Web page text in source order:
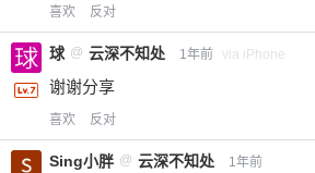
喜欢 反对
球 @ 云深不知处 1年前 via iPhone
谢谢分享
喜欢 反对
Sing小胖 @ 云深不知处 1年前